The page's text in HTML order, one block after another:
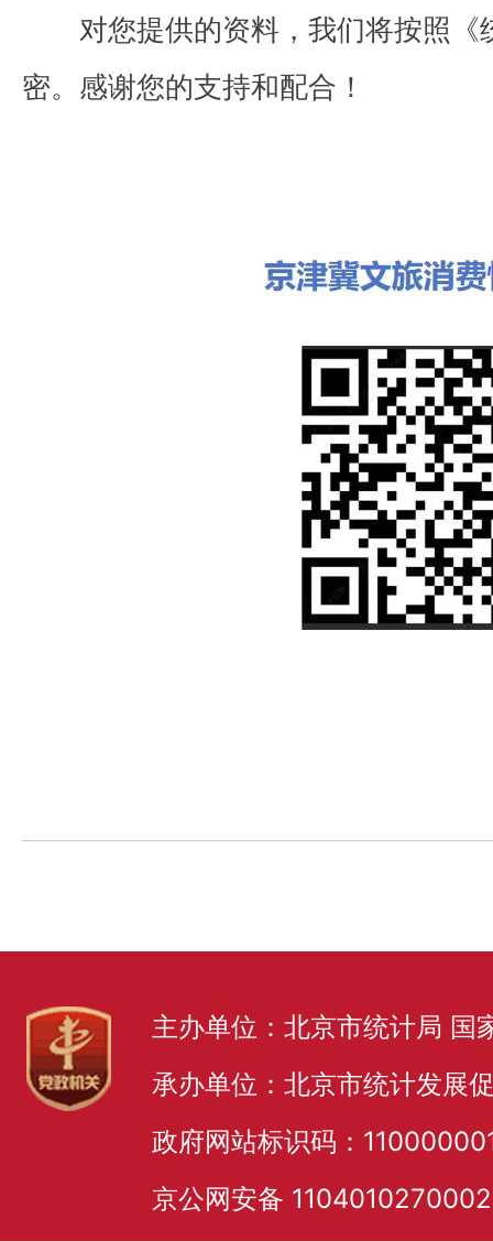
对您提供的资料，我们将按照
密。感谢您的支持和配合！
主办单位：北京市统计局 国
承办单位：北京市统计发展
政府网站标识码：
京公网安备